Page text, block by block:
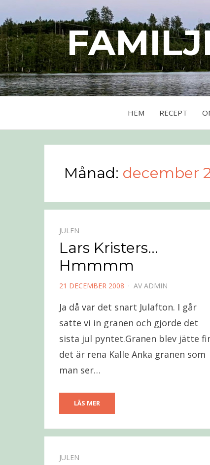
HEM RECEPT
Månad: december
JULEN
Lars Kristers…
Hmmmm
PUBLICERAD
21 DECEMBER 2008 AV ADMIN
Ja då var det snart Julafton. I går
satte vi in granen och gjorde det
sista jul pyntet.Granen blev jätte
det är rena Kalle Anka granen som
man ser…
LÄS MER
JULEN